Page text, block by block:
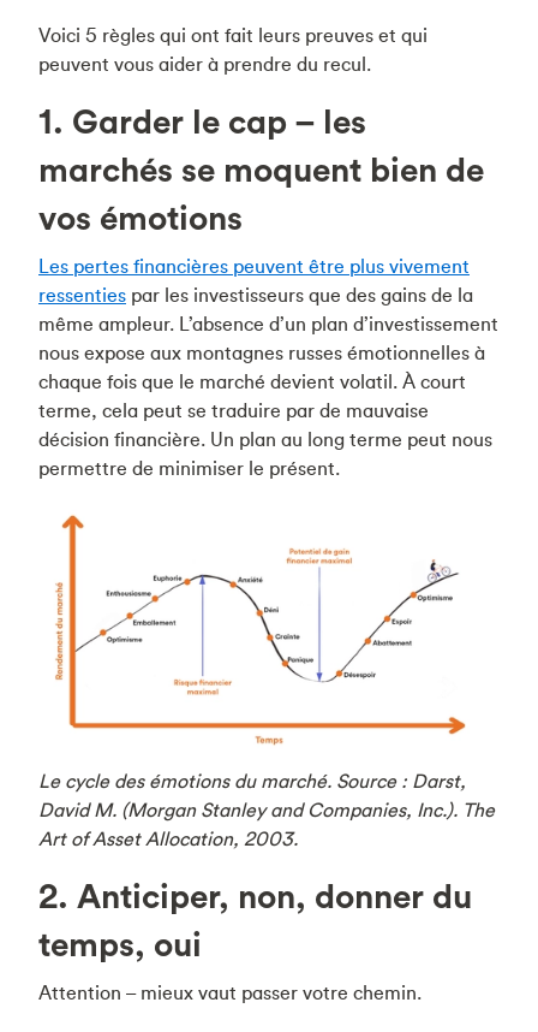
Voici 5 règles qui ont fait leurs preuves et qui
peuvent vous aider à prendre du recul.
1. Garder le cap – les
marchés se moquent bien de
vos émotions
Les pertes financières peuvent être plus vivement
ressenties par les investisseurs que des gains de la
même ampleur. L’absence d’un plan d’investissement
nous expose aux montagnes russes émotionnelles à
chaque fois que le marché devient volatil. À court
terme, cela peut se traduire par de mauvaise
décision financière. Un plan au long terme peut nous
permettre de minimiser le présent.
Le cycle des émotions du marché. Source : Darst,
David M. (Morgan Stanley and Companies, Inc.). The
Art of Asset Allocation, 2003.
2. Anticiper, non, donner du
temps, oui
Attention – mieux vaut passer votre chemin.